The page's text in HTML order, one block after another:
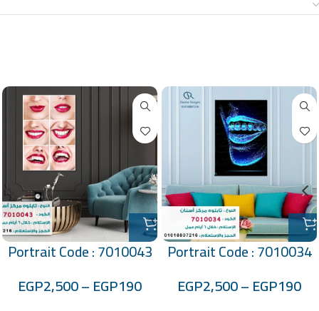
Portrait Code : 7010034
EGP190
–
EGP2,500
Portrait Code : 7010043
EGP190
–
EGP2,500